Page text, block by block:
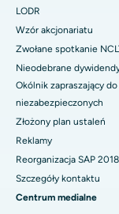
LODR
Wzór akcjonariatu
Zwołane spotkanie
Nieodebrane
Okólnik zapraszający do
niezabezpieczonych
Złożony plan ustaleń
Reklamy
Reorganizacja SAP 2018
Szczegóły kontaktu
Centrum medialne